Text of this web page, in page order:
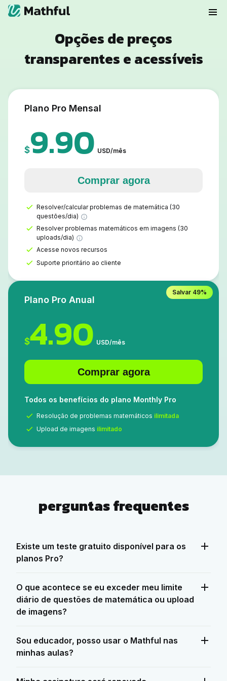
Opções de preços
transparentes e acessíveis
Plano Pro Mensal
$9.90 USD/mês
Comprar agora
Resolver/calcular problemas de matemática (30
questões/dia)
Resolver problemas matemáticos em imagens (30
uploads/dia)
Acesse novos recursos
Suporte prioritário ao cliente
Salvar 49%
Plano Pro Anual
$4.90 USD/mês
Comprar agora
Todos os benefícios do plano Monthly Pro
Resolução de problemas matemáticos ilimitada
Upload de imagens ilimitado
perguntas frequentes
Existe um teste gratuito disponível para os
planos Pro?
O que acontece se eu exceder meu limite
diário de questões de matemática ou upload
de imagens?
Sou educador, posso usar o Mathful nas
minhas aulas?